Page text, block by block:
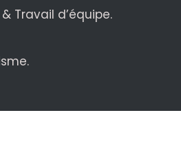
Travail d’équipe.